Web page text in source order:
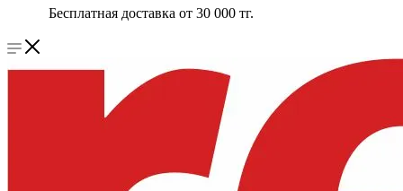
Бесплатная доставка от 30 000 тг.